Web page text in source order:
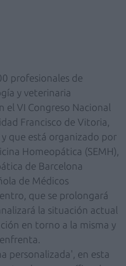
profesionales de
y veterinaria
el VI Congreso Nacional
Francisco de Vitoria,
que está organizado por
Homeopática (SEMH),
de Barcelona
de Médicos
que se prolongará
la situación actual
en torno a la misma y
personalizada', en esta